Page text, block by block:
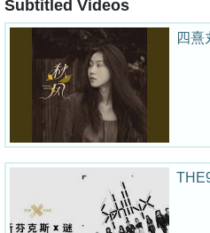
Subtitled Videos
四熹